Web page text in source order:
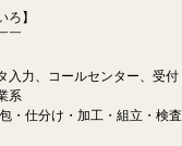
ろ】
￣
力、コールセンター、受付
系
・仕分け・加工・組立・検査